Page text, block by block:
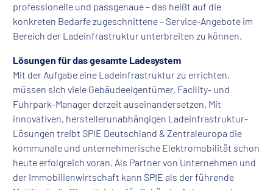
professionelle und passgenaue – das heißt auf die
konkreten Bedarfe zugeschnittene – Service-Angebote im
Bereich der Ladeinfrastruktur unterbreiten zu können.
Lösungen für das gesamte Ladesystem
Mit der Aufgabe eine Ladeinfrastruktur zu errichten,
müssen sich viele Gebäudeeigentümer, Facility- und
Fuhrpark-Manager derzeit auseinandersetzen. Mit
innovativen, herstellerunabhängigen Ladeinfrastruktur-
Lösungen treibt SPIE Deutschland & Zentraleuropa die
kommunale und unternehmerische Elektromobilität schon
heute erfolgreich voran. Als Partner von Unternehmen und
der Immobilienwirtschaft kann SPIE als der führende